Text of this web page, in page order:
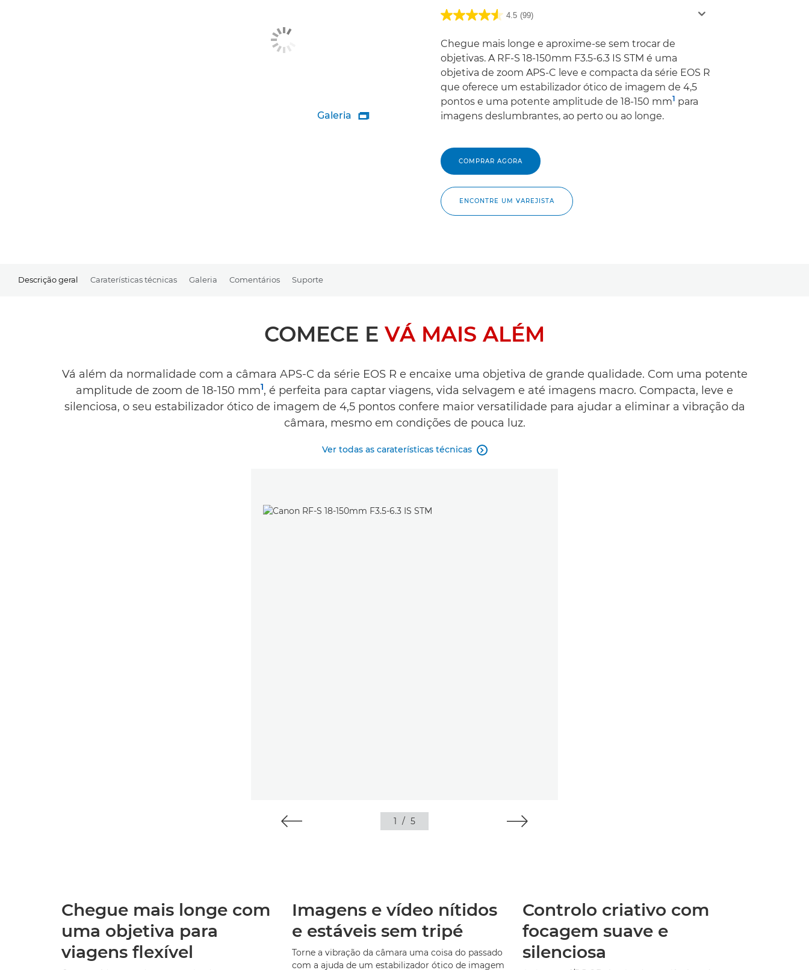
Galeria 
4.5 (99)
Chegue mais longe e aproxime-se sem trocar de
objetivas. A RF-S 18-150mm F3.5-6.3 IS STM é uma
objetiva de zoom APS-C leve e compacta da série EOS R
que oferece um estabilizador ótico de imagem de 4,5
pontos e uma potente amplitude de 18-150 mm1 para
imagens deslumbrantes, ao perto ou ao longe.
COMPRAR AGORA
ENCONTRE UM VAREJISTA
Descrição geral Caraterísticas técnicas Galeria Comentários Suporte
COMECE E VÁ MAIS ALÉM
Vá além da normalidade com a câmara APS-C da série EOS R e encaixe uma objetiva de grande qualidade. Com uma potente
amplitude de zoom de 18-150 mm1, é perfeita para captar viagens, vida selvagem e até imagens macro. Compacta, leve e
silenciosa, o seu estabilizador ótico de imagem de 4,5 pontos confere maior versatilidade para ajudar a eliminar a vibração da
câmara, mesmo em condições de pouca luz.
Ver todas as caraterísticas técnicas 
1 / 5
Chegue mais longe com
uma objetiva para
viagens flexível
Imagens e vídeo nítidos
e estáveis sem tripé
Torne a vibração da câmara uma coisa do passado
com a ajuda de um estabilizador ótico de imagem
Controlo criativo com
focagem suave e
silenciosa